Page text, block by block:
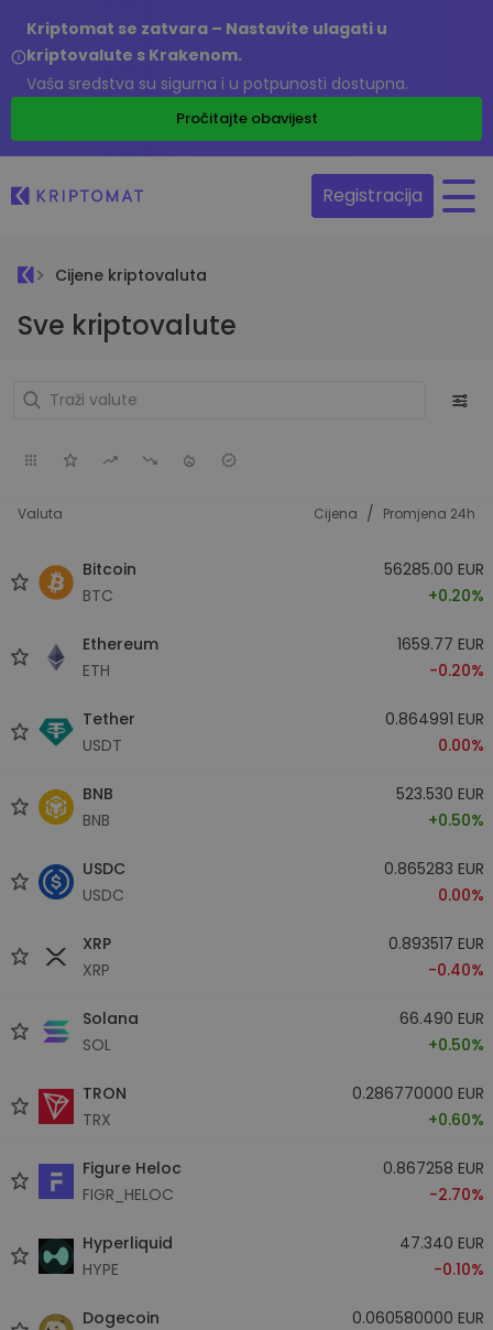
Kriptomat se zatvara – Nastavite ulagati u
kriptovalute s Krakenom.
Vaša sredstva su sigurna i u potpunosti dostupna.
Pročitajte obavijest
Registracija
Cijene kriptovaluta
Sve kriptovalute
Valuta Cijena / Promjena 24h
Bitcoin
BTC
56285.00 EUR
+0.20%
Ethereum
ETH
1659.77 EUR
-0.20%
Tether
USDT
0.864991 EUR
0.00%
BNB
BNB
523.530 EUR
+0.50%
USDC
USDC
0.865283 EUR
0.00%
XRP
XRP
0.893517 EUR
-0.40%
Solana
SOL
66.490 EUR
+0.50%
TRON
TRX
0.286770000 EUR
+0.60%
Figure Heloc
FIGR_HELOC
0.867258 EUR
-2.70%
Hyperliquid
HYPE
47.340 EUR
-0.10%
Dogecoin
0.060580000 EUR